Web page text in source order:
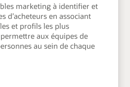
marketing à identifier et
d’acheteurs en associant
et profils les plus
aux équipes de
au sein de chaque